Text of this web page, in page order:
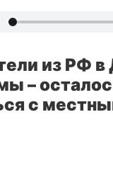
из РФ в
–
с